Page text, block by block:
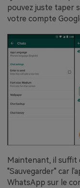
pouvez juste taper
votre compte
Maintenant, il suffit
"Sauvegarder" car
WhatsApp sur le